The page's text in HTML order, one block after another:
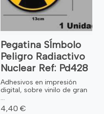
Pegatina SÍmbolo
Peligro Radiactivo
Nuclear Ref: Pd428
Adhesivos en impresión
digital, sobre vinilo de gran
...
4,40 €